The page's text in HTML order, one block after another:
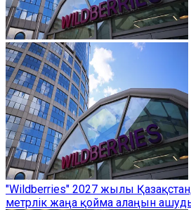
"Wildberries" 2027 жылы
метрлік жаңа қойма алаңын